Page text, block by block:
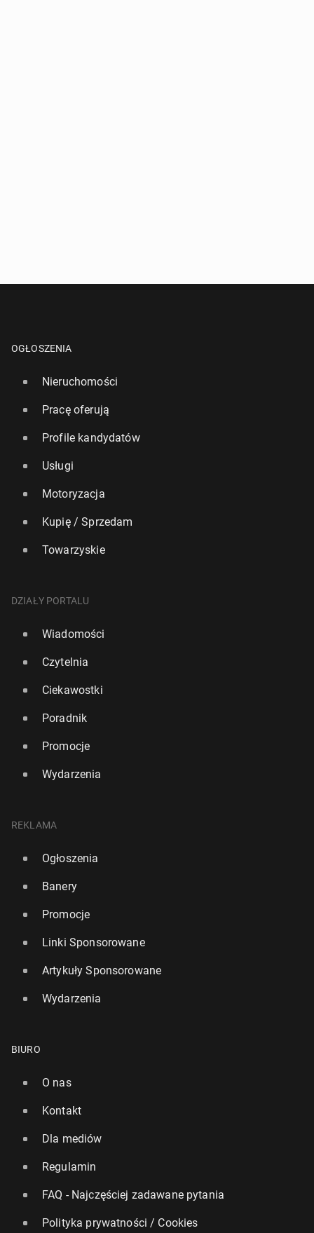
OGŁOSZENIA
Nieruchomości
Pracę oferują
Profile kandydatów
Usługi
Motoryzacja
Kupię / Sprzedam
Towarzyskie
DZIAŁY PORTALU
Wiadomości
Czytelnia
Ciekawostki
Poradnik
Promocje
Wydarzenia
REKLAMA
Ogłoszenia
Banery
Promocje
Linki Sponsorowane
Artykuły Sponsorowane
Wydarzenia
BIURO
O nas
Kontakt
Dla mediów
Regulamin
FAQ - Najczęściej zadawane pytania
Polityka prywatności / Cookies